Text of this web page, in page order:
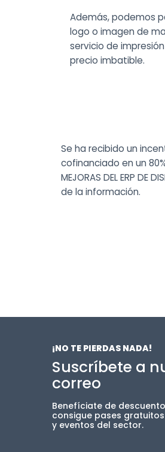
Además, podemos
logo o imagen de
servicio de
precio imbatible.
Se ha recibido un
cofinanciado en un
MEJORAS DEL ERP DE
de la información.
¡NO TE PIERDAS NADA!
Suscríbete a
correo
Benefíciate de
consigue pases
y eventos del sector.